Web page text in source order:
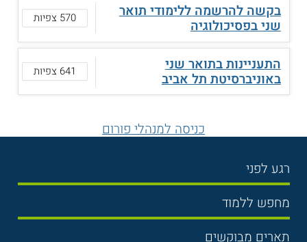
בקשה להרשמה ללימודי תואר
שני בפסיכולוגיה 570 צפיות
התעניינות בתואר שני
באוניברסיטת תל אביב 641 צפיות
כניסה למנהלי פורום
רגע לפני
בחירת לימודים
תנאי קבלה
מחפש ללמוד
תואר ראשון
תארים מבוקשים